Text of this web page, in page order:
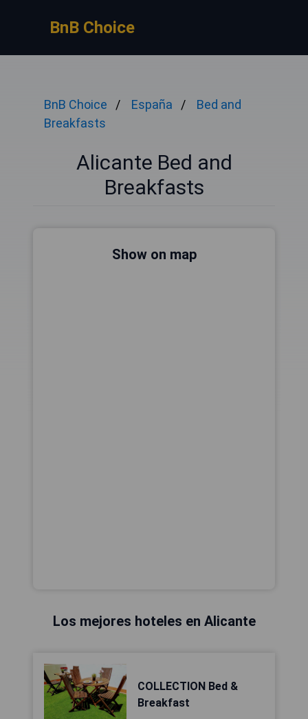
BnB Choice
BnB Choice España
Bed and
Breakfasts
Alicante Bed and
Breakfasts
Show on map
Los mejores hoteles en Alicante
COLLECTION Bed &
Breakfast